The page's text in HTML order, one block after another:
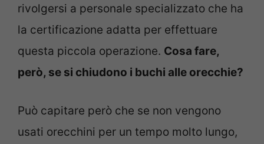
rivolgersi a personale specializzato che ha
la certificazione adatta per effettuare
questa piccola operazione. Cosa fare,
però, se si chiudono i buchi alle orecchie?
Può capitare però che se non vengono
usati orecchini per un tempo molto lungo,